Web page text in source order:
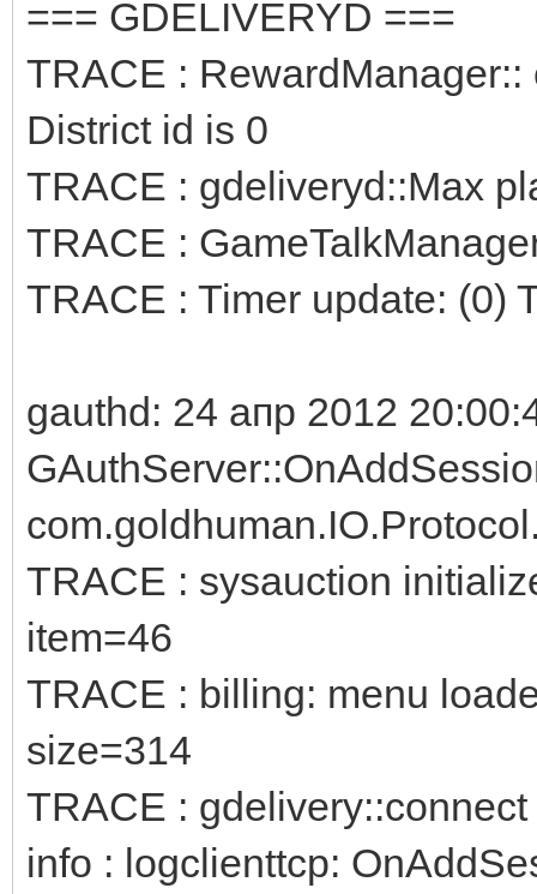
=== GDELIVERYD ===
TRACE :
District id is 0
TRACE : gdeliveryd::Max
TRACE :
TRACE : Timer update: (0)
gauthd: 24 апр 2012
TRACE : sysauction
item=46
TRACE : billing: menu
size=314
TRACE :
info : logclienttcp: